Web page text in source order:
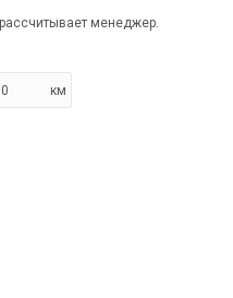
менеджер.
км